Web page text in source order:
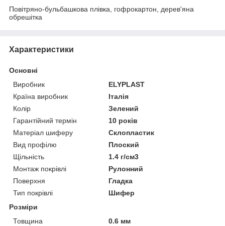
Повітряно-бульбашкова плівка, гофрокартон, дерев'яна
обрешітка
Характеристики
Основні
Виробник
ELYPLAST
Країна виробник
Італія
Колір
Зелений
Гарантійний термін
10 років
Матеріал шиферу
Склопластик
Вид профілю
Плоский
Щільність
1.4 г/см3
Монтаж покрівлі
Рулонний
Поверхня
Гладка
Тип покрівлі
Шифер
Розміри
Товщина
0.6 мм